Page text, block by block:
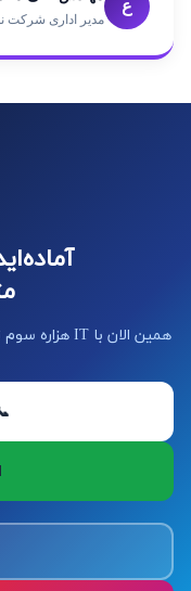
ع
مدیر اداری شرکت
همین الان با IT هزاره سوم تماس بگیرید و